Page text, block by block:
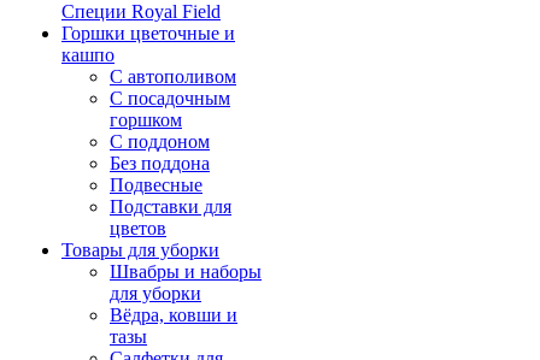
Специи Royal Field
Горшки цветочные и
кашпо
С автополивом
С посадочным
горшком
С поддоном
Без поддона
Подвесные
Подставки для
цветов
Товары для уборки
Швабры и наборы
для уборки
Вёдра, ковши и
тазы